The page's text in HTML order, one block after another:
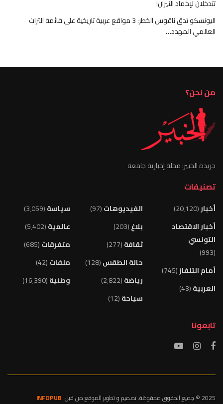
تتدخلان لإخماد النيران!
اليونسكو تدق ناقوس الخطر: 3 مواقع عربية تاريخية على قائمة التراث
العالمي المهدد…
من نحن؟
جريدة الخبير: مجلة إخبارية جامعة
تصنيفات
أخبار(20٬120)
أخبار الاقتصاد
التونسي
(993)
أمام التلفاز(745)
العربية(43)
الفيديوهات(97)
بلاغ(203)
ثقافة(277)
حالة الطقس(128)
رياضة(2٬822)
سياحة(12)
سياسة(3٬059)
عالمية(5٬402)
متفرقات(685)
ملفات(42)
وطنية(16٬390)
تابعونا
2025 © جميع الحقوق محفوظة. تصميم و تطوير الموقع من قبل: INFOPUB